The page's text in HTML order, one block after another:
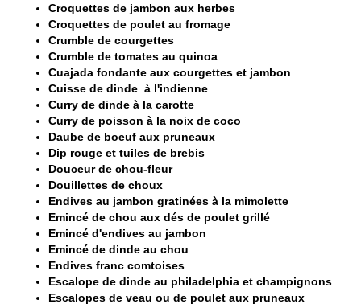
Croquettes de jambon aux herbes
Croquettes de poulet au fromage
Crumble de courgettes
Crumble de tomates au quinoa
Cuajada fondante aux courgettes et jambon
Cuisse de dinde à l'indienne
Curry de dinde à la carotte
Curry de poisson à la noix de coco
Daube de boeuf aux pruneaux
Dip rouge et tuiles de brebis
Douceur de chou-fleur
Douillettes de choux
Endives au jambon gratinées à la mimolette
Emincé de chou aux dés de poulet grillé
Emincé d'endives au jambon
Emincé de dinde au chou
Endives franc comtoises
Escalope de dinde au philadelphia et champignons
Escalopes de veau ou de poulet aux pruneaux